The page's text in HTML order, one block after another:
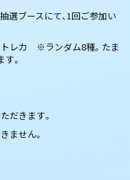
選ブースにて、1回ご参加い
トレカ ※ランダム8種。たま
。
だきます。
ません。